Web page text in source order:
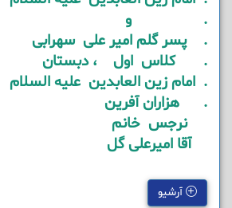
. و
. پسر گلم امیر علی سهرابی
. کلاس اول ، دبستان
. امام زین العابدین علیه السلام
. هزاران آفرین
نرجس خانم
آقا امیرعلی گل
آرشیو